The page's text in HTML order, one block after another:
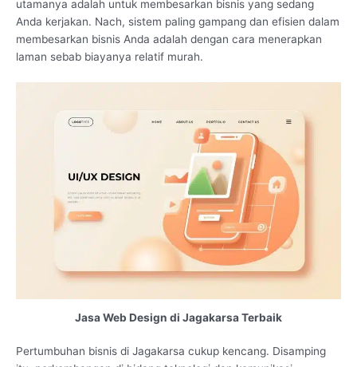
utamanya adalah untuk membesarkan bisnis yang sedang
Anda kerjakan. Nach, sistem paling gampang dan efisien dalam
membesarkan bisnis Anda adalah dengan cara menerapkan
laman sebab biayanya relatif murah.
Jasa Web Design di Jagakarsa Terbaik
Pertumbuhan bisnis di Jagakarsa cukup kencang. Disamping